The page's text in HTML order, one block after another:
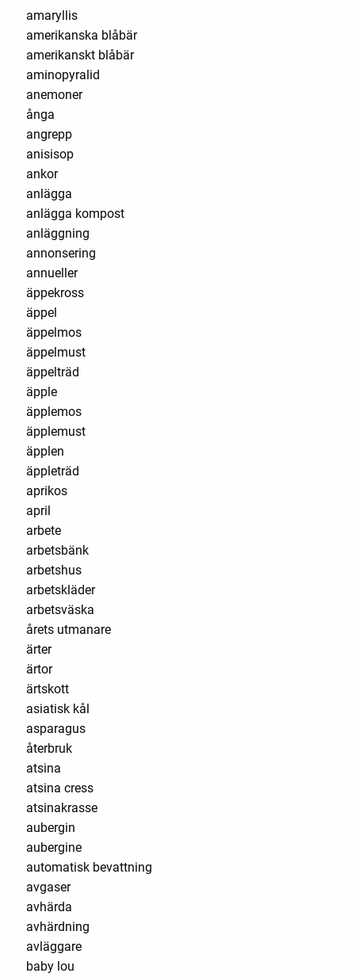
amaryllis
amerikanska blåbär
amerikanskt blåbär
aminopyralid
anemoner
ånga
angrepp
anisisop
ankor
anlägga
anlägga kompost
anläggning
annonsering
annueller
äppekross
äppel
äppelmos
äppelmust
äppelträd
äpple
äpplemos
äpplemust
äpplen
äppleträd
aprikos
april
arbete
arbetsbänk
arbetshus
arbetskläder
arbetsväska
årets utmanare
ärter
ärtor
ärtskott
asiatisk kål
asparagus
återbruk
atsina
atsina cress
atsinakrasse
aubergin
aubergine
automatisk bevattning
avgaser
avhärda
avhärdning
avläggare
baby lou